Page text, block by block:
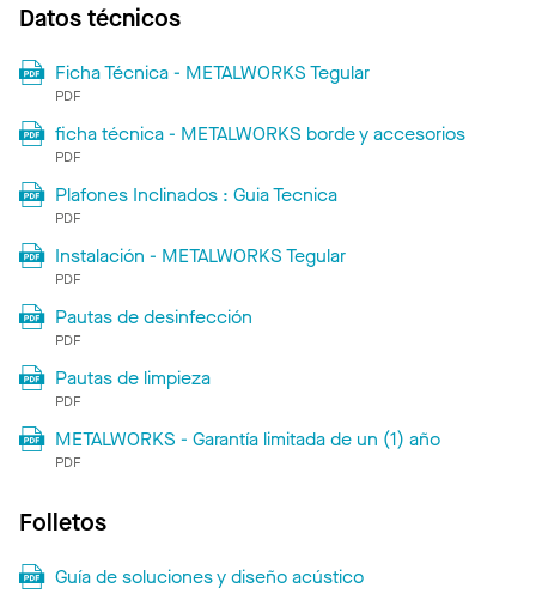
Datos técnicos
Ficha Técnica - METALWORKS Tegular
PDF
ficha técnica - METALWORKS borde y accesorios
PDF
Plafones Inclinados : Guia Tecnica
PDF
Instalación - METALWORKS Tegular
PDF
Pautas de desinfección
PDF
Pautas de limpieza
PDF
METALWORKS - Garantía limitada de un (1) año
PDF
Folletos
Guía de soluciones y diseño acústico